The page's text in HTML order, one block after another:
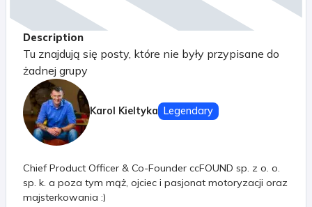
Description
Tu znajdują się posty, które nie były przypisane do
żadnej grupy
Karol Kieltyka Legendary
Chief Product Officer & Co-Founder ccFOUND sp. z o. o.
sp. k. a poza tym mąż, ojciec i pasjonat motoryzacji oraz
majsterkowania :)